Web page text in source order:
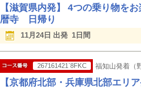
【滋賀県内発】 4つの乗り物を
暦寺 日帰り
11月24日 出発 1日間
267161421`8FKC 福知山発着（
【京都府北部・兵庫県北部エリ